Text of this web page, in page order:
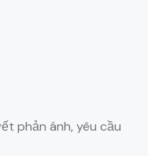
phản ánh, yêu cầu